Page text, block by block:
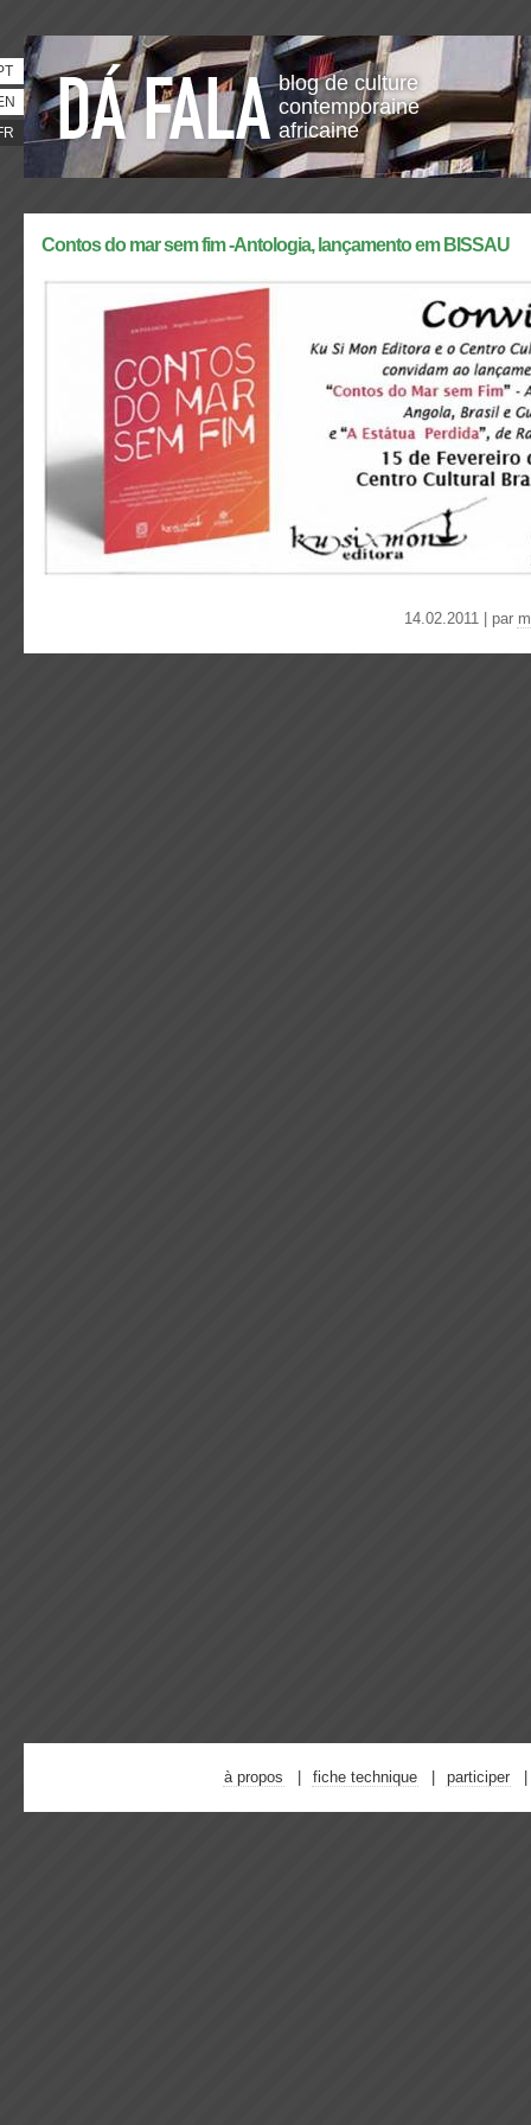
blog de culture
contemporaine
africaine
Contos do mar sem fim -Antologia, lançamento em BISSAU
14.02.2011 | par
à propos fiche technique participer